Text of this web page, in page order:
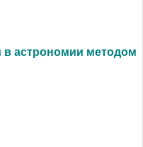
в астрономии методом